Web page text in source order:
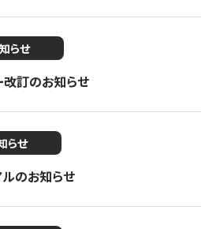
らせ
改訂のお知らせ
らせ
のお知らせ